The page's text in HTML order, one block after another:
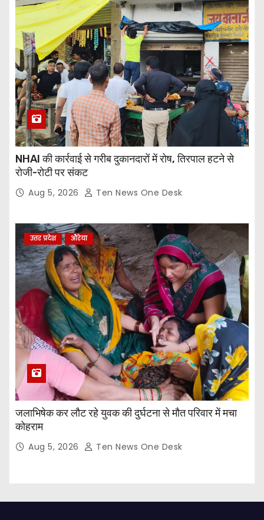
NHAI की कार्रवाई से गरीब दुकानदारों में रोष, तिरपाल हटने से
रोजी-रोटी पर संकट
Aug 5, 2026 Ten News One Desk
उत्तर प्रदेश औरेया
जलाभिषेक कर लौट रहे युवक की दुर्घटना से मौत परिवार में मचा
कोहराम
Aug 5, 2026 Ten News One Desk